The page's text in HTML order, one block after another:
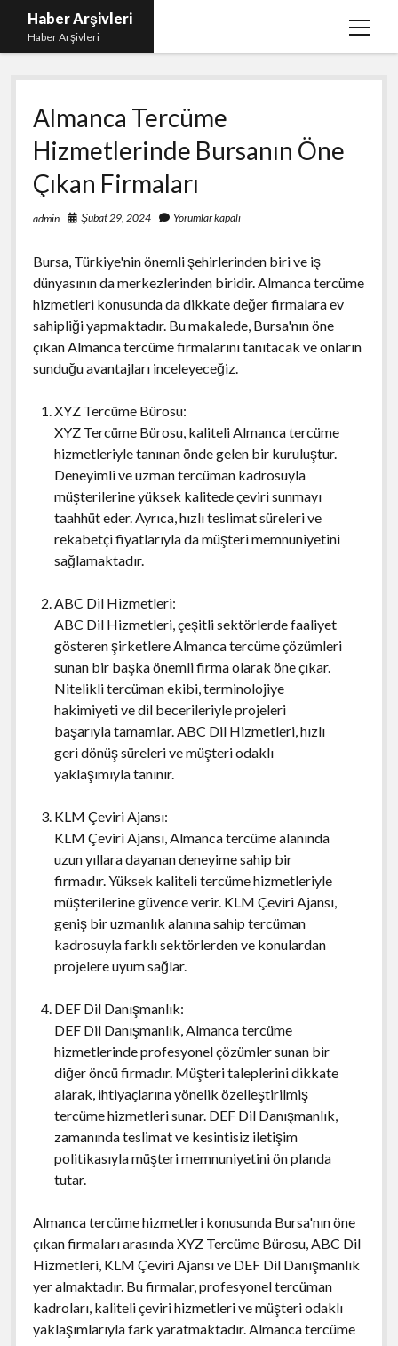
Haber Arşivleri
Haber Arşivleri
menüyü
Liste
Sayfa Listesi
Ücretsiz Tiktok Takipçi Çoğaltma
YouTube’da Nasıl Abone Kazanılır
Almanca Tercüme
Hizmetlerinde Bursanın Öne
Çıkan Firmaları
admin Şubat 29, 2024 Yorumlar kapalı
Bursa, Türkiye'nin önemli şehirlerinden biri ve iş
dünyasının da merkezlerinden biridir. Almanca tercüme
hizmetleri konusunda da dikkate değer firmalara ev
sahipliği yapmaktadır. Bu makalede, Bursa'nın öne
çıkan Almanca tercüme firmalarını tanıtacak ve onların
sunduğu avantajları inceleyeceğiz.
XYZ Tercüme Bürosu:
XYZ Tercüme Bürosu, kaliteli Almanca tercüme
hizmetleriyle tanınan önde gelen bir kuruluştur.
Deneyimli ve uzman tercüman kadrosuyla
müşterilerine yüksek kalitede çeviri sunmayı
taahhüt eder. Ayrıca, hızlı teslimat süreleri ve
rekabetçi fiyatlarıyla da müşteri memnuniyetini
sağlamaktadır.
ABC Dil Hizmetleri:
ABC Dil Hizmetleri, çeşitli sektörlerde faaliyet
gösteren şirketlere Almanca tercüme çözümleri
sunan bir başka önemli firma olarak öne çıkar.
Nitelikli tercüman ekibi, terminolojiye
hakimiyeti ve dil becerileriyle projeleri
başarıyla tamamlar. ABC Dil Hizmetleri, hızlı
geri dönüş süreleri ve müşteri odaklı
yaklaşımıyla tanınır.
KLM Çeviri Ajansı:
KLM Çeviri Ajansı, Almanca tercüme alanında
uzun yıllara dayanan deneyime sahip bir
firmadır. Yüksek kaliteli tercüme hizmetleriyle
müşterilerine güvence verir. KLM Çeviri Ajansı,
geniş bir uzmanlık alanına sahip tercüman
kadrosuyla farklı sektörlerden ve konulardan
projelere uyum sağlar.
DEF Dil Danışmanlık:
DEF Dil Danışmanlık, Almanca tercüme
hizmetlerinde profesyonel çözümler sunan bir
diğer öncü firmadır. Müşteri taleplerini dikkate
alarak, ihtiyaçlarına yönelik özelleştirilmiş
tercüme hizmetleri sunar. DEF Dil Danışmanlık,
zamanında teslimat ve kesintisiz iletişim
politikasıyla müşteri memnuniyetini ön planda
tutar.
Almanca tercüme hizmetleri konusunda Bursa'nın öne
çıkan firmaları arasında XYZ Tercüme Bürosu, ABC Dil
Hizmetleri, KLM Çeviri Ajansı ve DEF Dil Danışmanlık
yer almaktadır. Bu firmalar, profesyonel tercüman
kadroları, kaliteli çeviri hizmetleri ve müşteri odaklı
yaklaşımlarıyla fark yaratmaktadır. Almanca tercüme